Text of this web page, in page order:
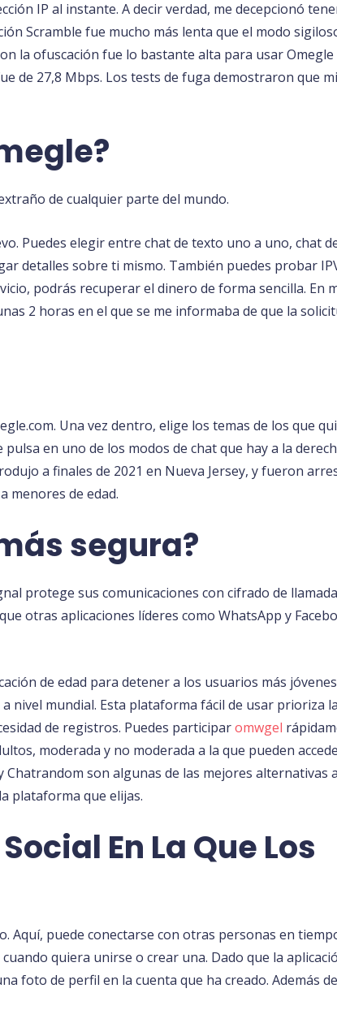
IP al instante. A decir verdad, me decepcionó
Scramble fue mucho más lenta que el modo
la ofuscación fue lo bastante alta para usar
de 27,8 Mbps. Los tests de fuga demostraron que
de cualquier parte del mundo.
Puedes elegir entre chat de texto uno a uno, chat
detalles sobre ti mismo. También puedes probar
podrás recuperar el dinero de forma sencilla. En
2 horas en el que se me informaba de que la
Una vez dentro, elige los temas de los que
en uno de los modos de chat que hay a la
a finales de 2021 en Nueva Jersey, y fueron
menores de edad.
segura?
protege sus comunicaciones con cifrado de
otras aplicaciones líderes como WhatsApp y
de edad para detener a los usuarios más
nivel mundial. Esta plataforma fácil de usar prioriza
de registros. Puedes participaromwgel
moderada y no moderada a la que pueden
son algunas de las mejores alternativas
plataforma que elijas.
En La Que Los
Aquí, puede conectarse con otras personas en
quiera unirse o crear una. Dado que la
foto de perfil en la cuenta que ha creado. Además